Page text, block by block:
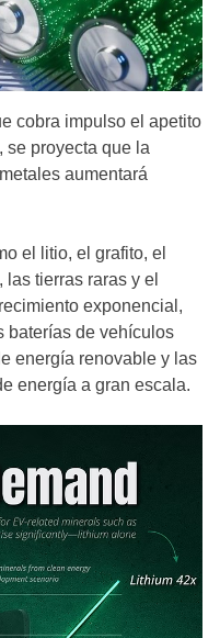
cobra impulso el apetito
se proyecta que la
aumentará
el litio, el grafito, el
tierras raras y el
exponencial,
baterías de vehículos
energía renovable y las
energía a gran escala.